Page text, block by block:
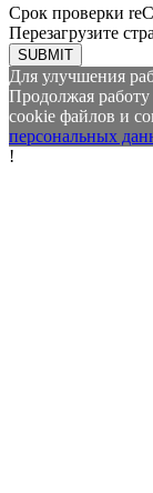
Срок проверки
Перезагрузите
SUBMIT
Для улучшения
Продолжая
cookie файлов и
персональных
!